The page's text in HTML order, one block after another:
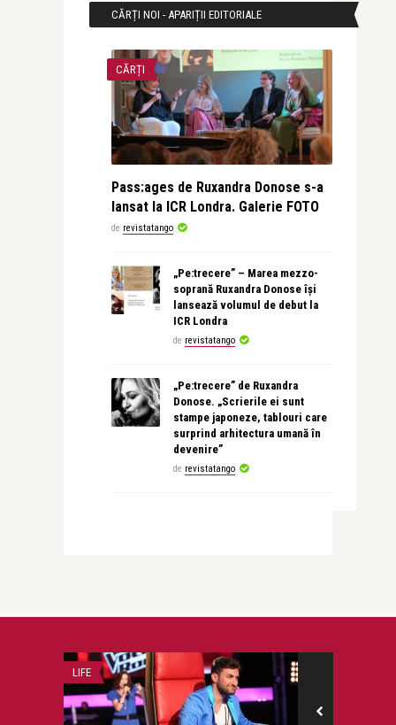
CĂRȚI NOI - APARIȚII EDITORIALE
CĂRȚI
Pass:ages de Ruxandra Donose s-a
lansat la ICR Londra. Galerie FOTO
de revistatango
„Pe:trecere” – Marea mezzo-
soprană Ruxandra Donose își
lansează volumul de debut la
ICR Londra
de revistatango
„Pe:trecere” de Ruxandra
Donose. „Scrierile ei sunt
stampe japoneze, tablouri care
surprind arhitectura umană în
devenire”
de revistatango
LIFE